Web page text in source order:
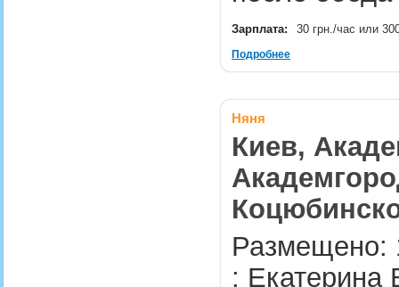
Зарплата: 30 грн./час или
Подробнее
Няня
Киев,
Размещено:
: Екатерина